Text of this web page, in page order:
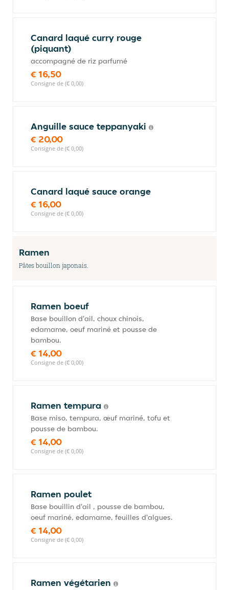
Canard laqué curry rouge
(piquant)
accompagné de riz parfumé
€ 16,50
Consigne de (€ 0,00)
Anguille sauce teppanyaki
€ 20,00
Consigne de (€ 0,00)
Canard laqué sauce orange
€ 16,00
Consigne de (€ 0,00)
Ramen
Pâtes bouillon japonais.
Ramen boeuf
Base bouillon d'ail, choux chinois,
edamame, oeuf mariné et pousse de
bambou.
€ 14,00
Consigne de (€ 0,00)
Ramen tempura
Base miso, tempura, œuf mariné, tofu et
pousse de bambou.
€ 14,00
Consigne de (€ 0,00)
Ramen poulet
Base bouillin d'ail , pousse de bambou,
oeuf mariné, edamame, feuilles d'algues.
€ 14,00
Consigne de (€ 0,00)
Ramen végétarien